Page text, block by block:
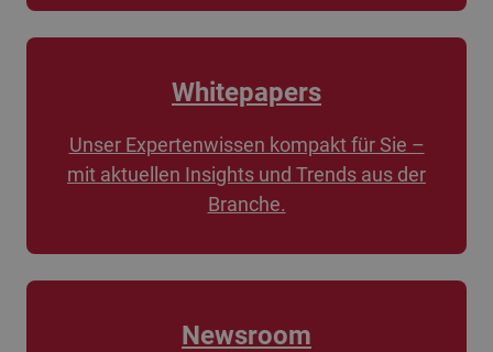
Whitepapers
Unser Expertenwissen kompakt für Sie –
mit aktuellen Insights und Trends aus der
Branche.
Newsroom